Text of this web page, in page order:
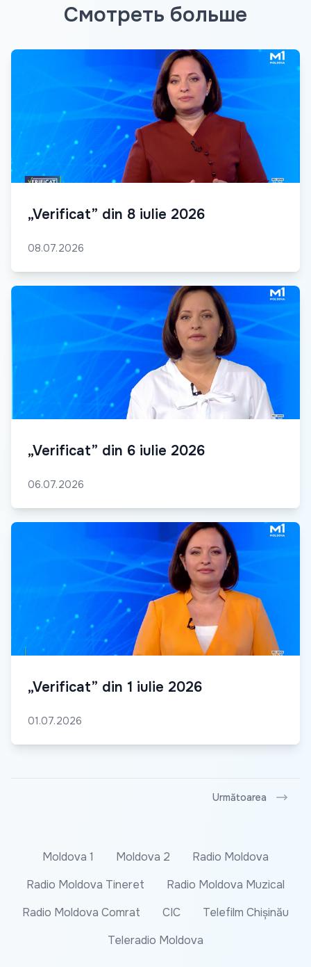
Смотреть больше
„Verificat” din 8 iulie 2026
08.07.2026
„Verificat” din 6 iulie 2026
06.07.2026
„Verificat” din 1 iulie 2026
01.07.2026
Următoarea
Moldova 1 Moldova 2
Radio Moldova
Radio Moldova Tineret
Radio Moldova Muzical
Radio Moldova Comrat
CIC
Telefilm Chișinău
Teleradio Moldova